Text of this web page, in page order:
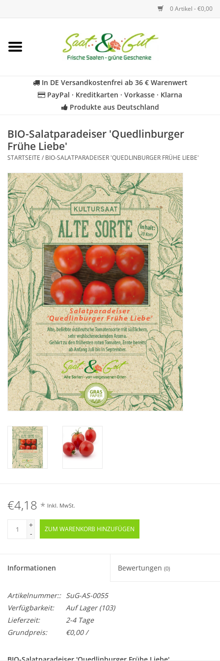
0 Artikel - €0,00
Startseite
Kräuter
BIO
Für Kinder
Geschenkideen
Katalog
In DE Versandkostenfrei ab 36 € Warenwert
PayPal · Kreditkarten · Vorkasse · Klarna
Produkte aus Deutschland
BIO-Salatparadeiser 'Quedlinburger
Frühe Liebe'
STARTSEITE / BIO-SALATPARADEISER 'QUEDLINBURGER FRÜHE LIEBE'
€4,18 * Inkl. MwSt.
+
-
ZUM WARENKORB HINZUFÜGEN
Informationen Bewertungen (0)
Artikelnummer:: SuG-AS-0055
Verfügbarkeit:
Auf Lager(103)
Lieferzeit:
2-4 Tage
Grundpreis:
€0,00 /